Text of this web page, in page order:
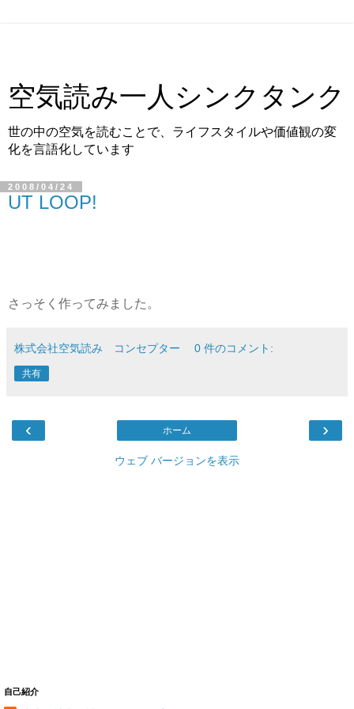
空気読み一人シンクタンク
世の中の空気を読むことで、ライフスタイルや価値観の変
化を言語化しています
2008/04/24
UT LOOP!
さっそく作ってみました。
株式会社空気読み コンセプター 0 件のコメント:
共有
‹ ›
ホーム
ウェブ バージョンを表示
自己紹介